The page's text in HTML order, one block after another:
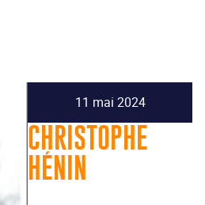
11 mai 2024
CHRISTOPHE
HÉNIN